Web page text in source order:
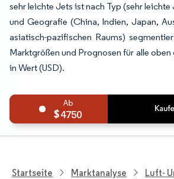
sehr leichte Jets ist nach Typ (sehr
und Geografie (China, Indien, Japan,
asiatisch-pazifischen Raums)
Marktgrößen und Prognosen für alle oben
in Wert (USD).
4750
Startseite Marktanalyse Luft-